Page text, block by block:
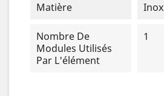
Matière Inox
Nombre De
Modules Utilisés
Par L'élément
1